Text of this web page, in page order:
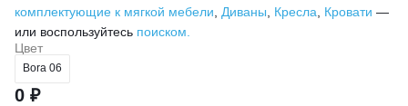
комплектующие к мягкой мебели
Диваны Кресла Кровати —
или воспользуйтесь поиском.
Цвет
Bora 06
0 ₽